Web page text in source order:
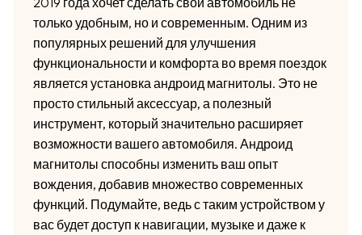
только удобным, но и современным. Одним из
популярных решений для улучшения
функциональности и комфорта во время поездок
является установка андроид магнитолы. Это не
просто стильный аксессуар, а полезный
инструмент, который значительно расширяет
возможности вашего автомобиля. Андроид
магнитолы способны изменить ваш опыт
вождения, добавив множество современных
функций. Подумайте, ведь с таким устройством у
вас будет доступ к навигации, музыке и даже к